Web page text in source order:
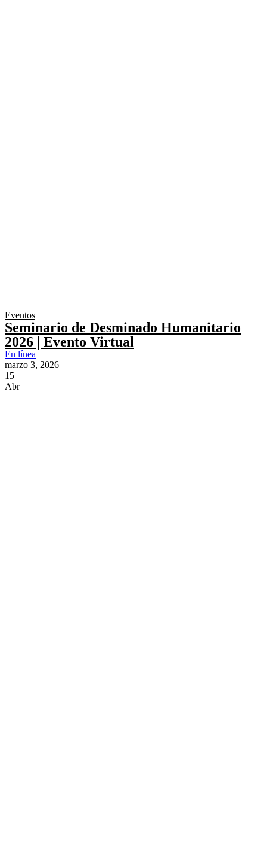
Eventos
Seminario de Desminado Humanitario
2026 | Evento Virtual
En línea
marzo 3, 2026
15
Abr